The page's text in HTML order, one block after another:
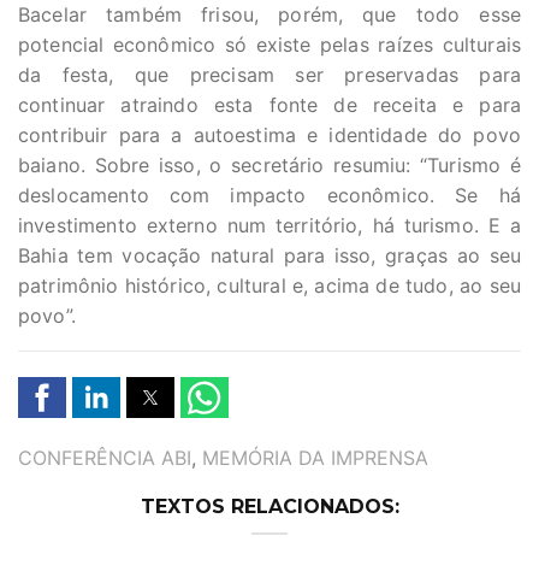
Bacelar também frisou, porém, que todo esse
potencial econômico só existe pelas raízes culturais
da festa, que precisam ser preservadas para
continuar atraindo esta fonte de receita e para
contribuir para a autoestima e identidade do povo
baiano. Sobre isso, o secretário resumiu: “Turismo é
deslocamento com impacto econômico. Se há
investimento externo num território, há turismo. E a
Bahia tem vocação natural para isso, graças ao seu
patrimônio histórico, cultural e, acima de tudo, ao seu
povo”.
TAGS
CONFERÊNCIA ABI, MEMÓRIA DA IMPRENSA
TEXTOS RELACIONADOS: